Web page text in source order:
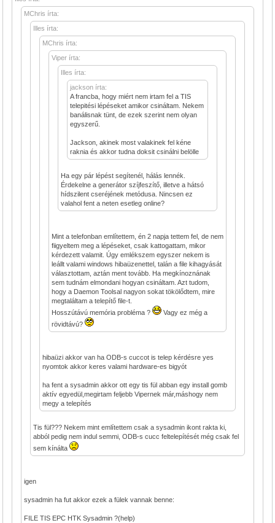
MChris írta:
Illes írta:
MChris írta:
Viper írta:
Illes írta:
jackson írta:
A francba, hogy miért nem irtam fel a TIS
telepitési lépéseket amikor csináltam. Nekem
banálisnak tünt, de ezek szerint nem olyan
egyszerű.
Jackson, akinek most valakinek fel kéne
raknia és akkor tudna doksit csinálni belölle
Ha egy pár lépést segítenél, hálás lennék.
Érdekelne a generátor szíjfeszítő, illetve a hátsó
hídszilent cseréjének metódusa. Nincsen ez
valahol fent a neten esetleg online?
Mint a telefonban említettem, én 2 napja tettem fel, de nem
fiigyeltem meg a lépéseket, csak kattogattam, mikor
kérdezett valamit. Úgy emlékszem egyszer nekem is
leállt valami windows hibaüzenettel, talán a file kihagyását
választottam, aztán ment tovább. Ha megkínoznának
sem tudnám elmondani hogyan csináltam. Azt tudom,
hogy a Daemon Toolsal nagyon sokat tökölődtem, mire
megtaláltam a telepítő file-t.
Hosszútávú memória probléma ?
Vagy ez még a
rövidtávú?
hibaüzi akkor van ha ODB-s cuccot is telep kérdésre yes
nyomtok akkor keres valami hardware-es bigyót
ha fent a sysadmin akkor ott egy tis fül abban egy install gomb
aktív egyedül,megirtam feljebb Vipernek már,máshogy nem
megy a telepítés
Tis fül??? Nekem mint említettem csak a sysadmin ikont rakta ki,
abból pedig nem indul semmi, ODB-s cucc feltelepítését még csak fel
sem kínálta
igen
sysadmin ha fut akkor ezek a fülek vannak benne:
FILE TIS EPC HTK Sysadmin ?(help)